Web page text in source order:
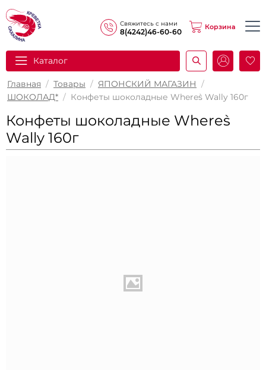
Свяжитесь с нами
8(4242)46-60-60
Корзина
Каталог
Главная / Товары / ЯПОНСКИЙ МАГАЗИН /
ШОКОЛАД* / Конфеты шоколадные Where`s Wally 160г
Конфеты шоколадные Where`s
Wally 160г